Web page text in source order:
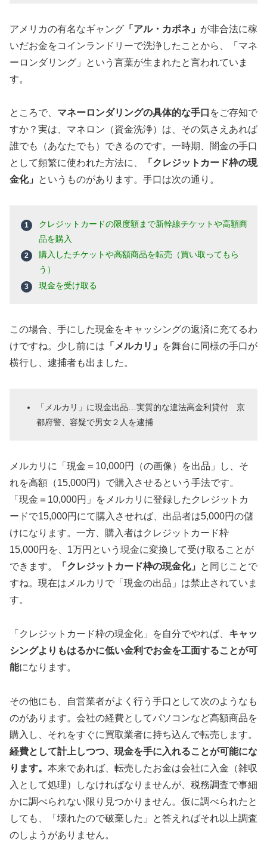
アメリカの有名なギャング 「アル・カポネ」 が非合法に稼
いだお金をコインランドリーで洗浄したことから、「マネ
ーロンダリング」という言葉が生まれたと言われていま
す。
ところで、 マネーロンダリングの具体的な手口 をご存知で
すか？実は、マネロン（資金洗浄）は、その気さえあれば
誰でも（あなたでも）できるのです。一時期、闇金の手口
として頻繁に使われた方法に、
「クレジットカード枠の現
金化」
というものがあります。手口は次の通り。
クレジットカードの限度額まで新幹線チケットや高額商
品を購入
購入したチケットや高額商品を転売（買い取ってもら
う）
現金を受け取る
この場合、手にした現金をキャッシングの返済に充てるわ
けですね。少し前には 「メルカリ」
を舞台に同様の手口が
横行し、逮捕者も出ました。
「メルカリ」に現金出品…実質的な違法高金利貸付 京
都府警、容疑で男女２人を逮捕
メルカリに「現金＝10,000円（の画像）を出品」し、そ
れを高額（15,000円）で購入させるという手法です。
「現金＝10,000円」をメルカリに登録したクレジットカ
ードで15,000円にて購入させれば、出品者は5,000円の儲
けになります。一方、購入者はクレジットカード枠
15,000円を、1万円という現金に変換して受け取ることが
できます。
「クレジットカード枠の現金化」
と同じことで
すね。現在はメルカリで「現金の出品」は禁止されていま
す。
「クレジットカード枠の現金化」を自分でやれば、 キャッ
シングよりもはるかに低い金利でお金を工面することが可
能になります。
その他にも、自営業者がよく行う手口として次のようなも
のがあります。会社の経費としてパソコンなど高額商品を
購入し、それをすぐに買取業者に持ち込んで転売します。
経費として計上しつつ、現金を手に入れることが可能にな
ります。 本来であれば、転売したお金は会社に入金（雑収
入として処理）しなければなりませんが、税務調査で事細
かに調べられない限り見つかりません。仮に調べられたと
しても、「壊れたので破棄した」と答えればそれ以上調査
のしようがありません。